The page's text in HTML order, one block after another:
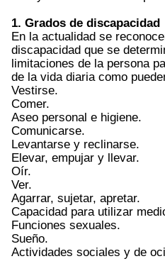
1. Grados de discapacidad
En la actualidad se
discapacidad que se
limitaciones de la persona
de la vida diaria como
Vestirse.
Comer.
Aseo personal e higiene.
Comunicarse.
Levantarse y reclinarse.
Elevar, empujar y llevar.
Oír.
Ver.
Agarrar, sujetar, apretar.
Capacidad para utilizar
Funciones sexuales.
Sueño.
Actividades sociales y de